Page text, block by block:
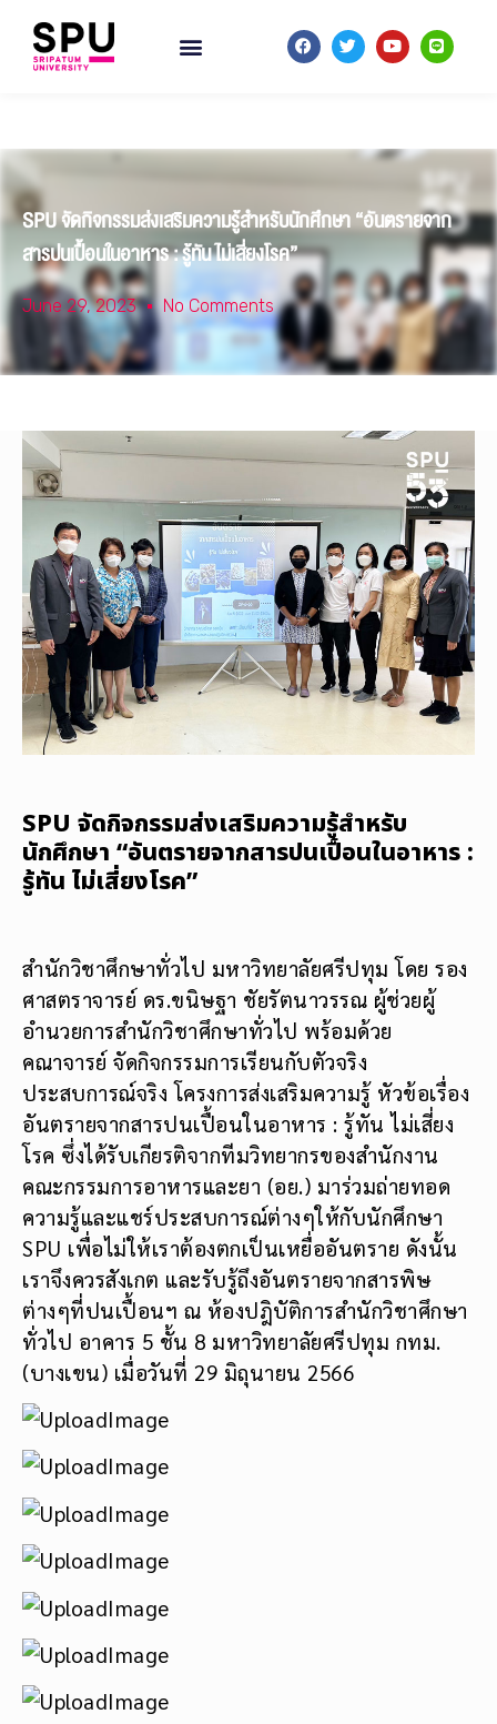
SPU จัดกิจกรรมส่งเสริมความรู้สำหรับนักศึกษา “อันตรายจาก
สารปนเปื้อนในอาหาร : รู้ทัน ไม่เสี่ยงโรค”
June 29, 2023 No Comments
SPU จัดกิจกรรมส่งเสริมความรู้สำหรับ
นักศึกษา “อันตรายจากสารปนเปื้อนในอาหาร :
รู้ทัน ไม่เสี่ยงโรค”
สำนักวิชาศึกษาทั่วไป มหาวิทยาลัยศรีปทุม โดย รอง
ศาสตราจารย์ ดร.ขนิษฐา ชัยรัตนาวรรณ ผู้ช่วยผู้
อำนวยการสำนักวิชาศึกษาทั่วไป พร้อมด้วย
คณาจารย์ จัดกิจกรรมการเรียนกับตัวจริง
ประสบการณ์จริง โครงการส่งเสริมความรู้ หัวข้อเรื่อง
อันตรายจากสารปนเปื้อนในอาหาร : รู้ทัน ไม่เสี่ยง
โรค ซึ่งได้รับเกียรติจากทีมวิทยากรของสำนักงาน
คณะกรรมการอาหารและยา (อย.) มาร่วมถ่ายทอด
ความรู้และแชร์ประสบการณ์ต่างๆให้กับนักศึกษา
SPU เพื่อไม่ให้เราต้องตกเป็นเหยื่ออันตราย ดังนั้น
เราจึงควรสังเกต และรับรู้ถึงอันตรายจากสารพิษ
ต่างๆที่ปนเปื้อนฯ ณ ห้องปฎิบัติการสำนักวิชาศึกษา
ทั่วไป อาคาร 5 ชั้น 8 มหาวิทยาลัยศรีปทุม กทม.
(บางเขน) เมื่อวันที่ 29 มิถุนายน 2566